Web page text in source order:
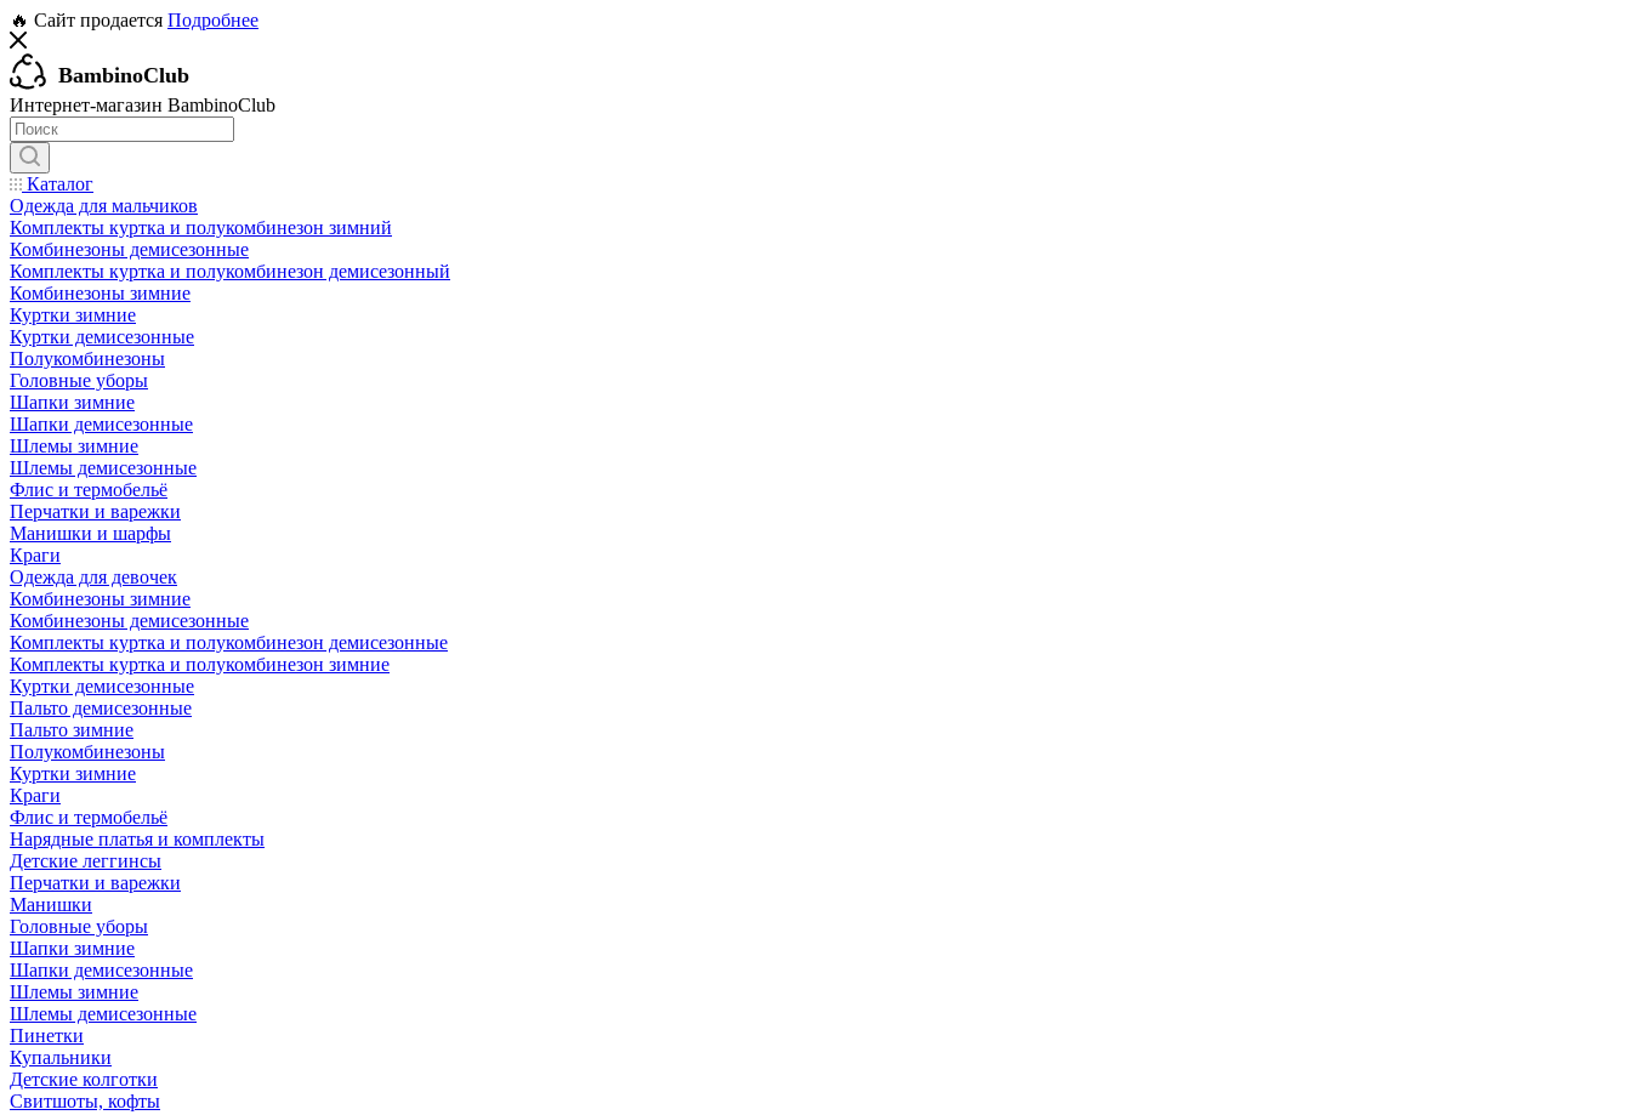
🔥 Сайт продается Подробнее
BambinoClub
Интернет-магазин BambinoClub
Каталог
Одежда для мальчиков
Комплекты куртка и полукомбинезон зимний
Комбинезоны демисезонные
Комплекты куртка и полукомбинезон демисезонный
Комбинезоны зимние
Куртки зимние
Куртки демисезонные
Полукомбинезоны
Головные уборы
Шапки зимние
Шапки демисезонные
Шлемы зимние
Шлемы демисезонные
Флис и термобельё
Перчатки и варежки
Манишки и шарфы
Краги
Одежда для девочек
Комбинезоны зимние
Комбинезоны демисезонные
Комплекты куртка и полукомбинезон демисезонные
Комплекты куртка и полукомбинезон зимние
Куртки демисезонные
Пальто демисезонные
Пальто зимние
Полукомбинезоны
Куртки зимние
Краги
Флис и термобельё
Нарядные платья и комплекты
Детские леггинсы
Перчатки и варежки
Манишки
Головные уборы
Шапки зимние
Шапки демисезонные
Шлемы зимние
Шлемы демисезонные
Пинетки
Купальники
Детские колготки
Свитшоты, кофты